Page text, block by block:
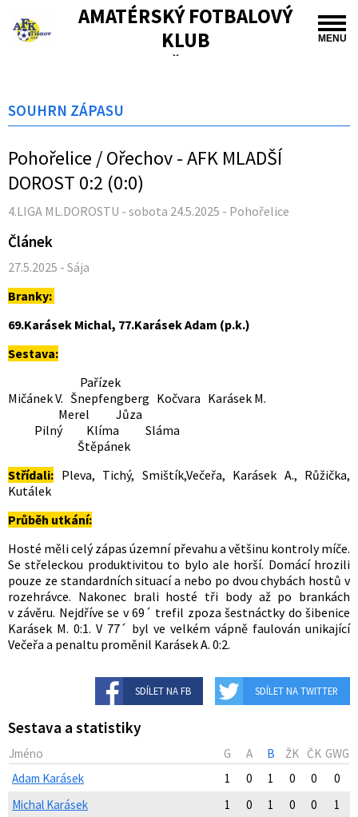
MENU
AMATÉRSKÝ FOTBALOVÝ
KLUB
TIŠNOV
SOUHRN ZÁPASU
Pohořelice / Ořechov - AFK MLADŠÍ
DOROST 0:2 (0:0)
4.LIGA ML.DOROSTU - sobota 24.5.2025 - Pohořelice
Článek
27.5.2025 - Sája
Branky:
69.Karásek Michal, 77.Karásek Adam (p.k.)
Sestava:
Pařízek
Mičánek V. Šnepfengberg Kočvara Karásek M.
Merel Jůza
Pilný Klíma Sláma
Štěpánek
Střídali: Pleva, Tichý, Smištík,Večeřa, Karásek A., Růžička,
Kutálek
Průběh utkání:
Hosté měli celý zápas územní převahu a většinu kontroly míče.
Se střeleckou produktivitou to bylo ale horší. Domácí hrozili
pouze ze standardních situací a nebo po dvou chybách hostů v
rozehrávce. Nakonec brali hosté tři body až po brankách
v závěru. Nejdříve se v 69´ trefil zpoza šestnáctky do šibenice
Karásek M. 0:1. V 77´ byl ve velkém vápně faulován unikající
Večeřa a penaltu proměnil Karásek A. 0:2.
SDÍLET NA FB SDÍLET NA TWITTER
Sestava a statistiky
Jméno G A B ŽK ČK GWG
Adam Karásek
1 0 1 0 0
0
Michal Karásek
1 0 1 0 0
1